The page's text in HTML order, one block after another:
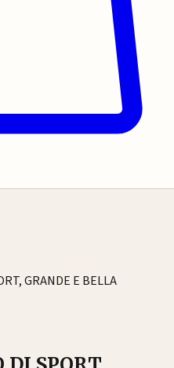
GRANDE E BELLA